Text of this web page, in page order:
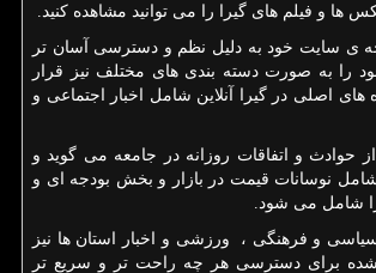
ها و فیلم های گیرا را می توانید مشاهده کنید.
ی سایت خود به دلیل نظم و دسترسی آسان تر
را به صورت دسته بندی های مختلف نیز قرار
اصلی در گیرا آنلاین شامل اخبار اجتماعی و
حوادث و اتفاقات روزانه در جامعه می گوید و
نوسانات قیمت در بازار و بخش بودجه ای و
را شامل می شود.
سیاسی و فرهنگی ، ورزشی و اخبار استان ها نیز
برای دسترسی هر چه راحت تر و سریع تر